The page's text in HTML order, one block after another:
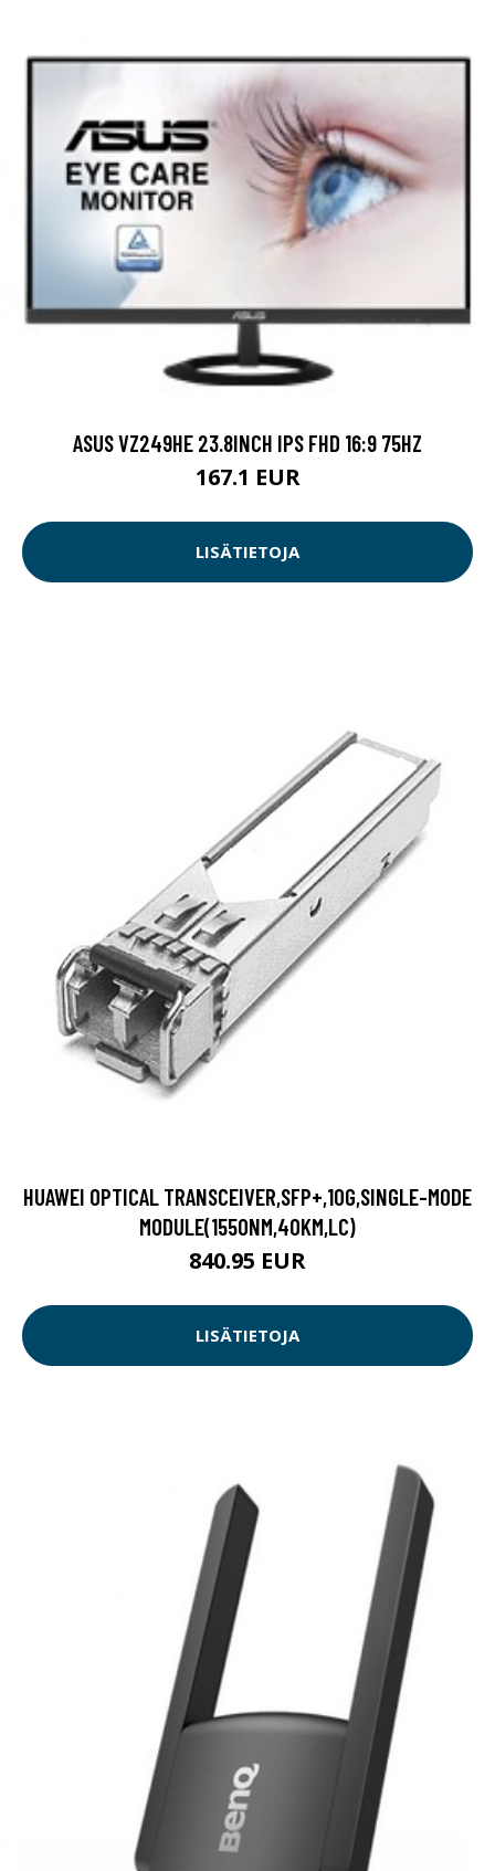
ASUS VZ249HE 23.8INCH IPS FHD 16:9 75HZ
167.1 EUR
LISÄTIETOJA
HUAWEI OPTICAL TRANSCEIVER,SFP+,10G,SINGLE-MODE
MODULE(1550NM,40KM,LC)
840.95 EUR
LISÄTIETOJA